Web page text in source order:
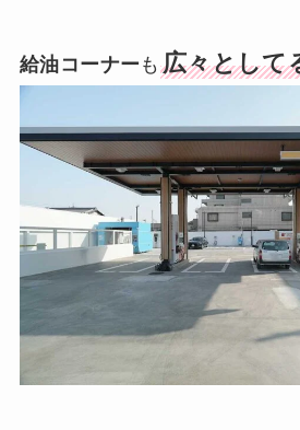
給油コーナー も 広々として